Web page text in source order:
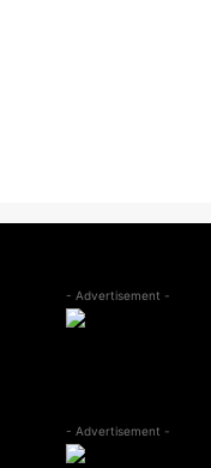
- Advertisement -
- Advertisement -